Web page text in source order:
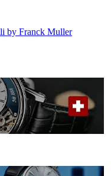
by Franck Muller